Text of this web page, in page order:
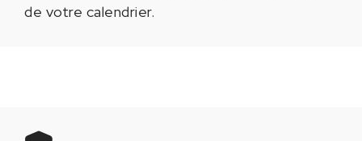
de votre calendrier.